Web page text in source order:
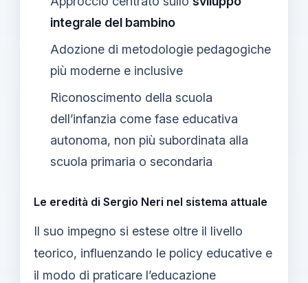
integrale del bambino
Adozione di metodologie pedagogiche
più moderne e inclusive
Riconoscimento della scuola
dell’infanzia come fase educativa
autonoma, non più subordinata alla
scuola primaria o secondaria
Le eredità di Sergio Neri nel sistema attuale
Il suo impegno si estese oltre il livello
teorico, influenzando le policy educative e
il modo di praticare l’educazione